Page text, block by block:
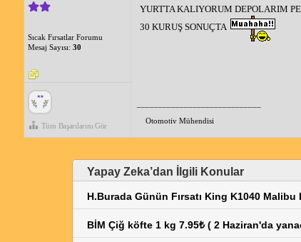
Sıcak Fırsatlar Forumu
Mesaj Sayısı: 30
Tüm Başarılarını Gör
YURTTA KALIYORUM DEPOLARIM
30 KURUŞ SONUÇTA
Otomotiv Mühendisi
Yapay Zeka’dan İlgili Konular
H.Burada Günün Fırsatı King K1040 Malibu
BİM Çiğ köfte 1 kg 7.95₺ ( 2 Haziran'da